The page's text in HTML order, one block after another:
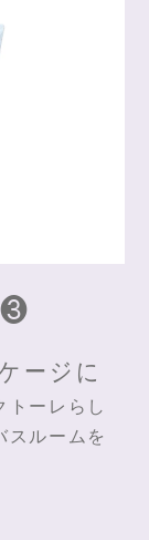
❸
ージに
トーレらし
スルームを